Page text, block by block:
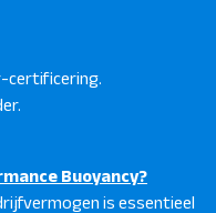
certificering.
Buoyancy?
is essentieel